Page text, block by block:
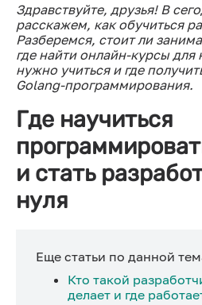
Здравствуйте, друзья! В
расскажем, как обучиться
Разберемся, стоит ли
где найти онлайн-курсы
нужно учиться и где
Golang-программирования.
Где научиться
и стать
нуля
Еще статьи по данной
Кто такой
делает и где